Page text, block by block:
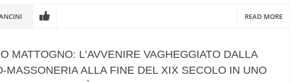
READ MORE
MATTOGNO: L’AVVENIRE VAGHEGGIATO DALLA
MASSONERIA ALLA FINE DEL XIX SECOLO IN UNO